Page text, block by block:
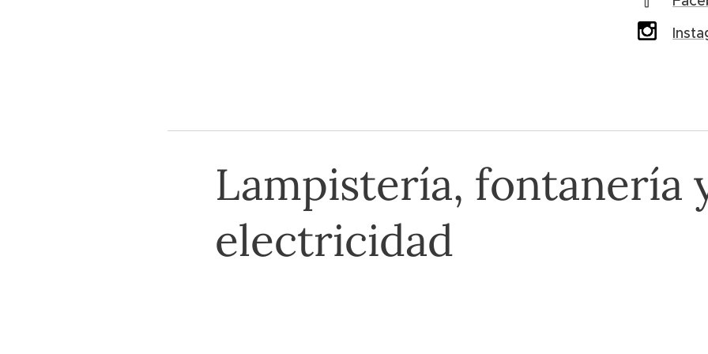
Lampistería, fontanería
electricidad